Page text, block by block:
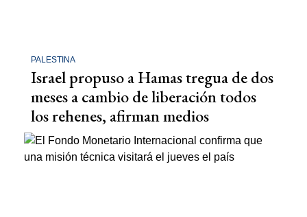
PALESTINA
Israel propuso a Hamas tregua de dos
meses a cambio de liberación todos
los rehenes, afirman medios